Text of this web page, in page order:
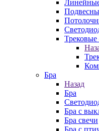
Трековые
Бра
Назад
Бра
Бра с
Бра свечи
Бра с